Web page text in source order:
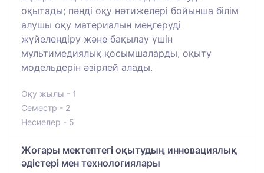
оқытады; пәнді оқу нәтижелері бойынша білім
алушы оқу материалын меңгеруді
жүйелендіру және бақылау үшін
мультимедиялық қосымшаларды, оқыту
модельдерін әзірлей алады.
Оқу жылы - 1
Семестр - 2
Несиелер - 5
Жоғары мектептегі оқытудың инновациялық
әдістері мен технологиялары